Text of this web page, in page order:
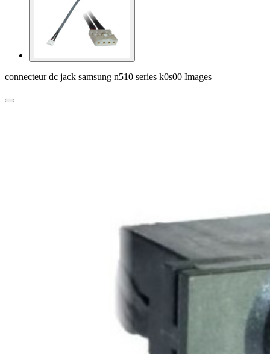
connecteur dc jack samsung n510 series k0s00 Images